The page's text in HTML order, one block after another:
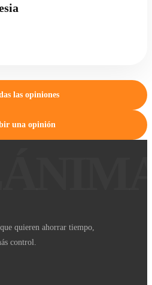
las opiniones
una opinión
quieren ahorrar tiempo,
control.